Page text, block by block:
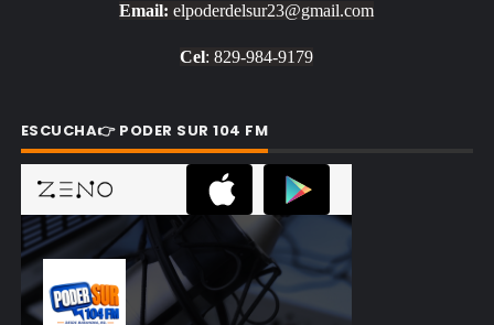
Email: elpoderdelsur23@gmail.com
Cel: 829-984-9179
ESCUCHA👉 PODER SUR 104 FM